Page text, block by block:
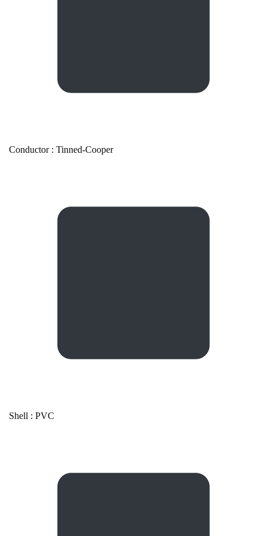
Conductor : Tinned-Cooper
Shell : PVC